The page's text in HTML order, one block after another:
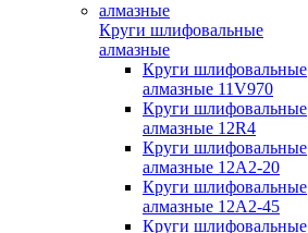
Круги шлифовальные
алмазные
Круги шлифовальные
алмазные 11V970
Круги шлифовальные
алмазные 12R4
Круги шлифовальные
алмазные 12А2-20
Круги шлифовальные
алмазные 12А2-45
Круги шлифовальные